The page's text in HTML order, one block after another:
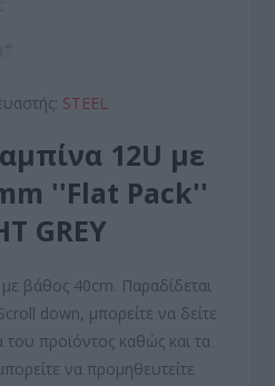
STEEL
12U με
''Flat Pack''
GREY
με βάθος 40cm. Παραδίδεται
down, μπορείτε να δείτε
του προϊόντος καθώς και τα
να προμηθευτείτε